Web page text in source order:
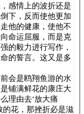
感情上的波折还是
下，反而使他更加
他的健康，使他不
命运屈服，而是克
的毅力进行写作，
的誓言。这又是多
会是鸥翔鱼游的水
铺满鲜花的康庄大
理由去‘放大痛
的花，那挫折必是滋